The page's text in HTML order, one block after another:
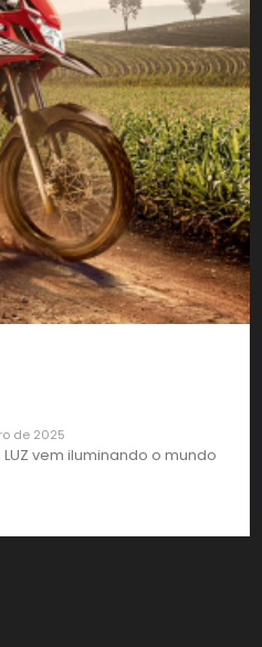
de 2025
LUZ vem iluminando o mundo